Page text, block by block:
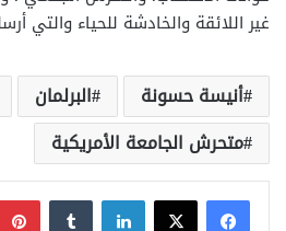
غير اللائقة والخادشة للحياء والتي
أنيسة حسونة البرلمان
متحرش الجامعة الأمريكية
لينكدإن